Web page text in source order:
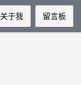
关于我 留言板